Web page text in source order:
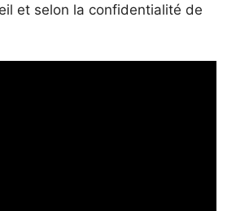
et selon la confidentialité de